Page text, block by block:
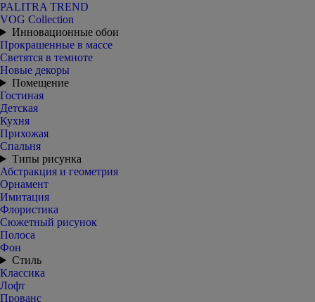
PALITRA TREND
VOG Collection
Инновационные обои
Прокрашенные в массе
Светятся в темноте
Новые декоры
Помещение
Гостиная
Детская
Кухня
Прихожая
Спальня
Типы рисунка
Абстракция и геометрия
Орнамент
Имитация
Флористика
Сюжетный рисунок
Полоса
Фон
Стиль
Классика
Лофт
Прованс